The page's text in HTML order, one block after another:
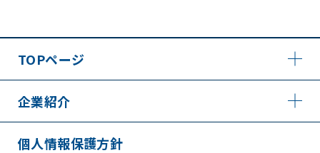
TOPページ
企業紹介
個人情報保護方針